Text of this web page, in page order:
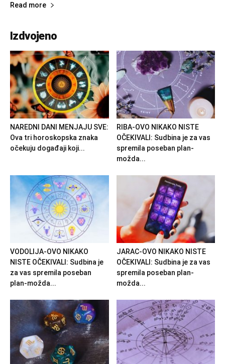
Read more
Izdvojeno
NAREDNI DANI MENJAJU SVE:
Ova tri horoskopska znaka
očekuju događaji koji...
RIBA-OVO NIKAKO NISTE
OČEKIVALI: Sudbina je za vas
spremila poseban plan-
možda...
VODOLIJA-OVO NIKAKO
NISTE OČEKIVALI: Sudbina je
za vas spremila poseban
plan-možda...
JARAC-OVO NIKAKO NISTE
OČEKIVALI: Sudbina je za vas
spremila poseban plan-
možda...